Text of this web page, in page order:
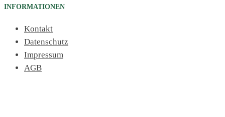
INFORMATIONEN
Kontakt
Datenschutz
Impressum
AGB